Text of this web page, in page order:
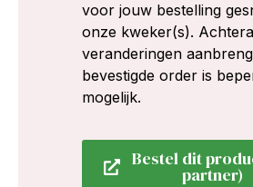
voor jouw bestelling
onze kweker(s).
veranderingen
bevestigde order is
mogelijk.
Bestel dit
partner)